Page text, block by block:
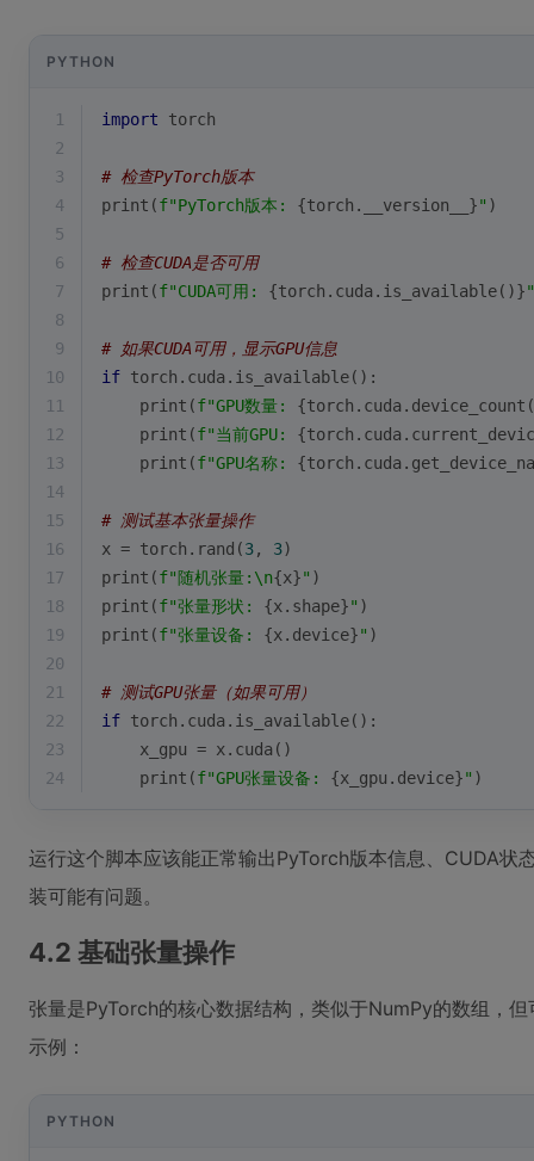
PYTHON
1 import torch
2
3
# 检查PyTorch版本
4
print (f"PyTorch版本: {torch.__version__}" )
5
6
# 检查CUDA是否可用
7
print (f"CUDA可用: {torch.cuda.is_available()}"
8
9
# 如果CUDA可用，显示GPU信息
10
if torch.cuda.is_available():
11
print (f"GPU数量:
12
print (f"当前GPU:
13
print (f"GPU名称:
14
15
# 测试基本张量操作
16
x = torch.rand(3, 3)
17
print (f"随机张量:\n{x}" )
18
print (f"张量形状: {x.shape}" )
19
print (f"张量设备: {x.device}" )
20
21
# 测试GPU张量（如果可用）
22
if torch.cuda.is_available():
23
    x_gpu = x.cuda()
24
print (f"GPU张量设备: {x_gpu.device}" )
运行这个脚本应该能正常输出PyTorch版本信息、CUDA状
装可能有问题。
4.2 基础张量操作
张量是PyTorch的核心数据结构，类似于NumPy的数组，
示例：
PYTHON